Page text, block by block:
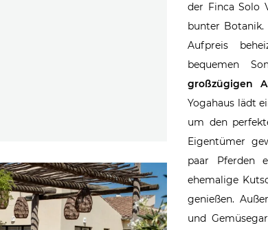
der Finca Solo
bunter Botanik.
Aufpreis
bequemen
großzügigen
Yogahaus lädt
um den
Eigentümer
paar Pferden
ehemalige
genießen.
und